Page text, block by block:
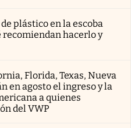
plástico en la escoba
recomiendan hacerlo y
Florida, Texas, Nueva
en agosto el ingreso y la
a quienes
del VWP